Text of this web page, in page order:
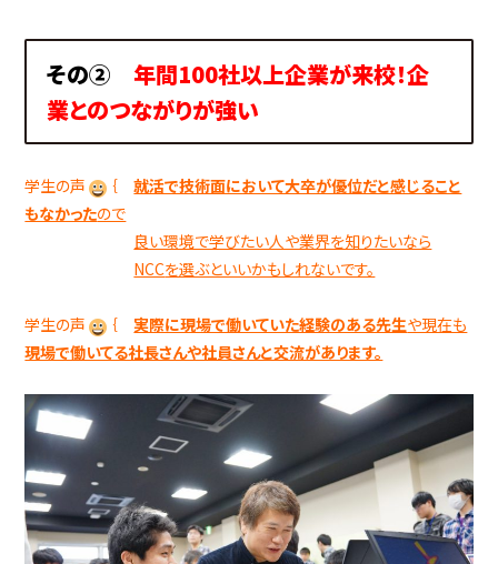
その②年間100社以上企業が来校！企
業とのつながりが強い
学生の声 ｛就活で技術面において大卒が優位だと感じること
もなかったので
良い環境で学びたい人や業界を知りたいなら
NCCを選ぶといいかもしれないです。
学生の声 ｛実際に現場で働いていた経験のある先生や現在も
現場で働いてる社長さんや社員さんと交流があります。